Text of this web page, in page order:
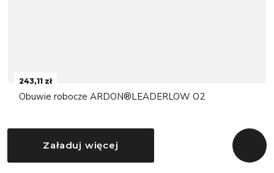
243,11 zł
Obuwie robocze ARDON®LEADERLOW O2
Załaduj więcej